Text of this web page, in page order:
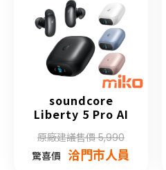
soundcore
Liberty 5 Pro AI
原廠建議售價 5,990
驚喜價 洽門市人員